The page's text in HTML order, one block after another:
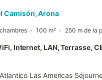
Camisón, Arona
100 m² 250 m de la
Internet, LAN, Terrasse,
Las Americas